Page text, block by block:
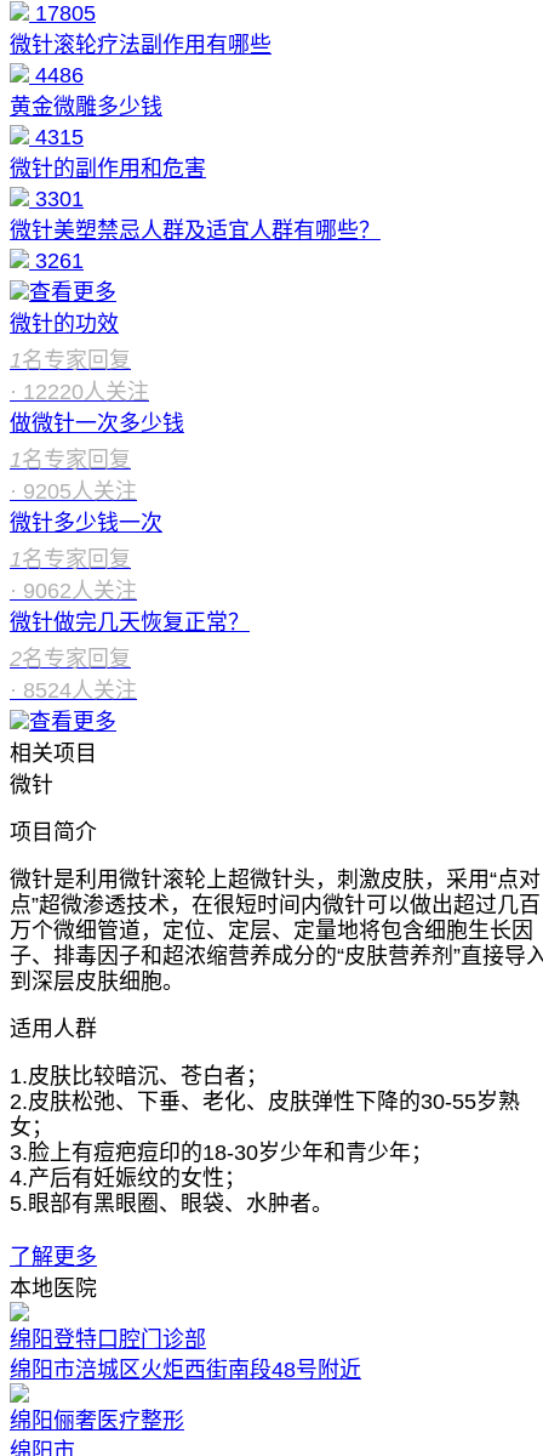
17805
微针滚轮疗法副作用有哪些
4486
黄金微雕多少钱
4315
微针的副作用和危害
3301
微针美塑禁忌人群及适宜人群有哪些？
3261
查看更多
微针的功效
1名专家回复
· 12220人关注
做微针一次多少钱
1名专家回复
· 9205人关注
微针多少钱一次
1名专家回复
· 9062人关注
微针做完几天恢复正常？
2名专家回复
· 8524人关注
查看更多
相关项目
微针
项目简介
微针是利用微针滚轮上超微针头，刺激皮肤，采用“点对
点”超微渗透技术，在很短时间内微针可以做出超过几百
万个微细管道，定位、定层、定量地将包含细胞生长因
子、排毒因子和超浓缩营养成分的“皮肤营养剂”直接导
到深层皮肤细胞。
适用人群
1.皮肤比较暗沉、苍白者；
2.皮肤松弛、下垂、老化、皮肤弹性下降的30-55岁熟
女；
3.脸上有痘疤痘印的18-30岁少年和青少年；
4.产后有妊娠纹的女性；
5.眼部有黑眼圈、眼袋、水肿者。
了解更多
本地医院
绵阳登特口腔门诊部
绵阳市涪城区火炬西街南段48号附近
绵阳俪奢医疗整形
绵阳市